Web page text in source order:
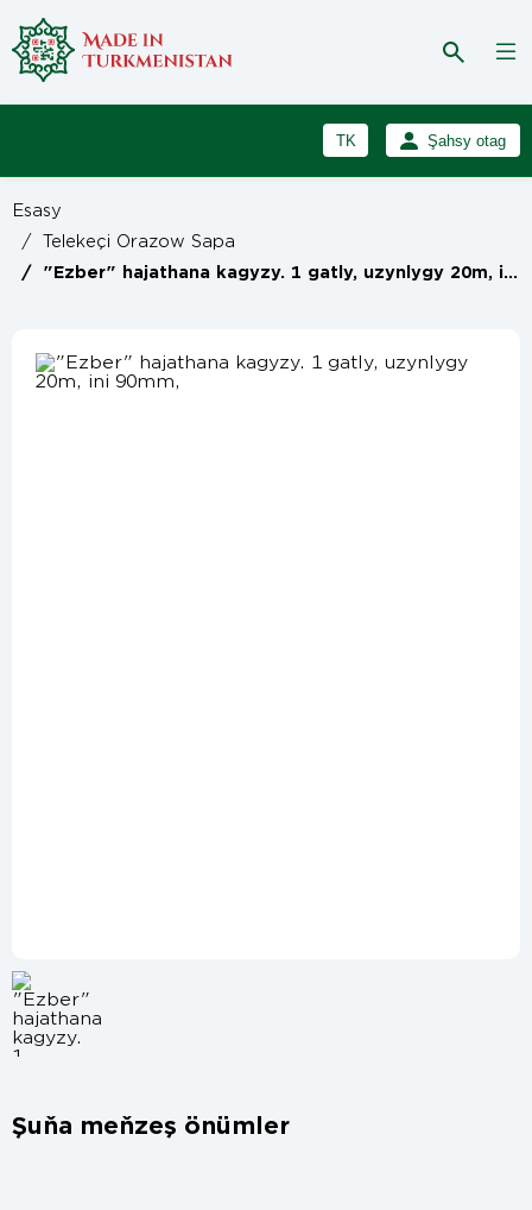
TK
RU
Şahsy otag
Esasy
/ Telekeçi Orazow Sapa
/ "Ezber" hajathana kagyzy. 1 gatly, uzynlygy 20m, ini 90mm,
Şuňa meňzeş önümler